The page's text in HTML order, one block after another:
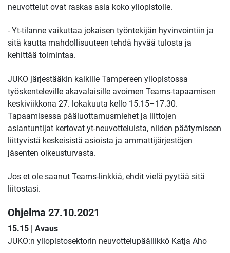
neuvottelut ovat raskas asia koko yliopistolle.
- Yt-tilanne vaikuttaa jokaisen työntekijän hyvinvointiin ja
sitä kautta mahdollisuuteen tehdä hyvää tulosta ja
kehittää toimintaa.
JUKO järjestääkin kaikille Tampereen yliopistossa
työskenteleville akavalaisille avoimen Teams-tapaamisen
keskiviikkona 27. lokakuuta kello 15.15–17.30.
Tapaamisessa pääluottamusmiehet ja liittojen
asiantuntijat kertovat yt-neuvotteluista, niiden päätymiseen
liittyvistä keskeisistä asioista ja ammattijärjestöjen
jäsenten oikeusturvasta.
Jos et ole saanut Teams-linkkiä, ehdit vielä pyytää sitä
liitostasi.
Ohjelma 27.10.2021
15.15 | Avaus
JUKO:n yliopistosektorin neuvottelupäällikkö Katja Aho